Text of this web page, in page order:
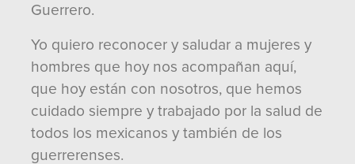
Guerrero.
Yo quiero reconocer y saludar a mujeres y
hombres que hoy nos acompañan aquí,
que hoy están con nosotros, que hemos
cuidado siempre y trabajado por la salud de
todos los mexicanos y también de los
guerrerenses.